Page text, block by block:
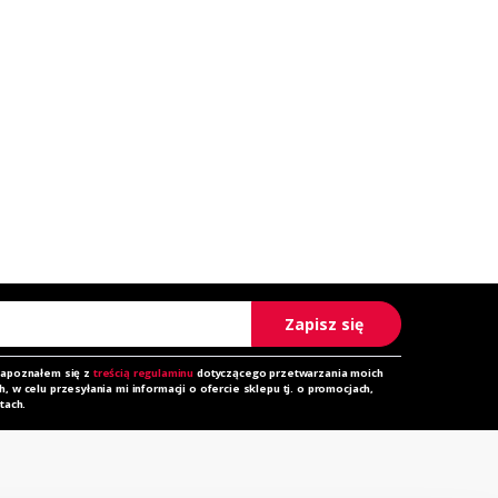
Zapisz się
się z treścią regulaminu dotyczącego przetwarzania moich
w celu przesyłania mi informacji o ofercie sklepu tj. o promocjach,